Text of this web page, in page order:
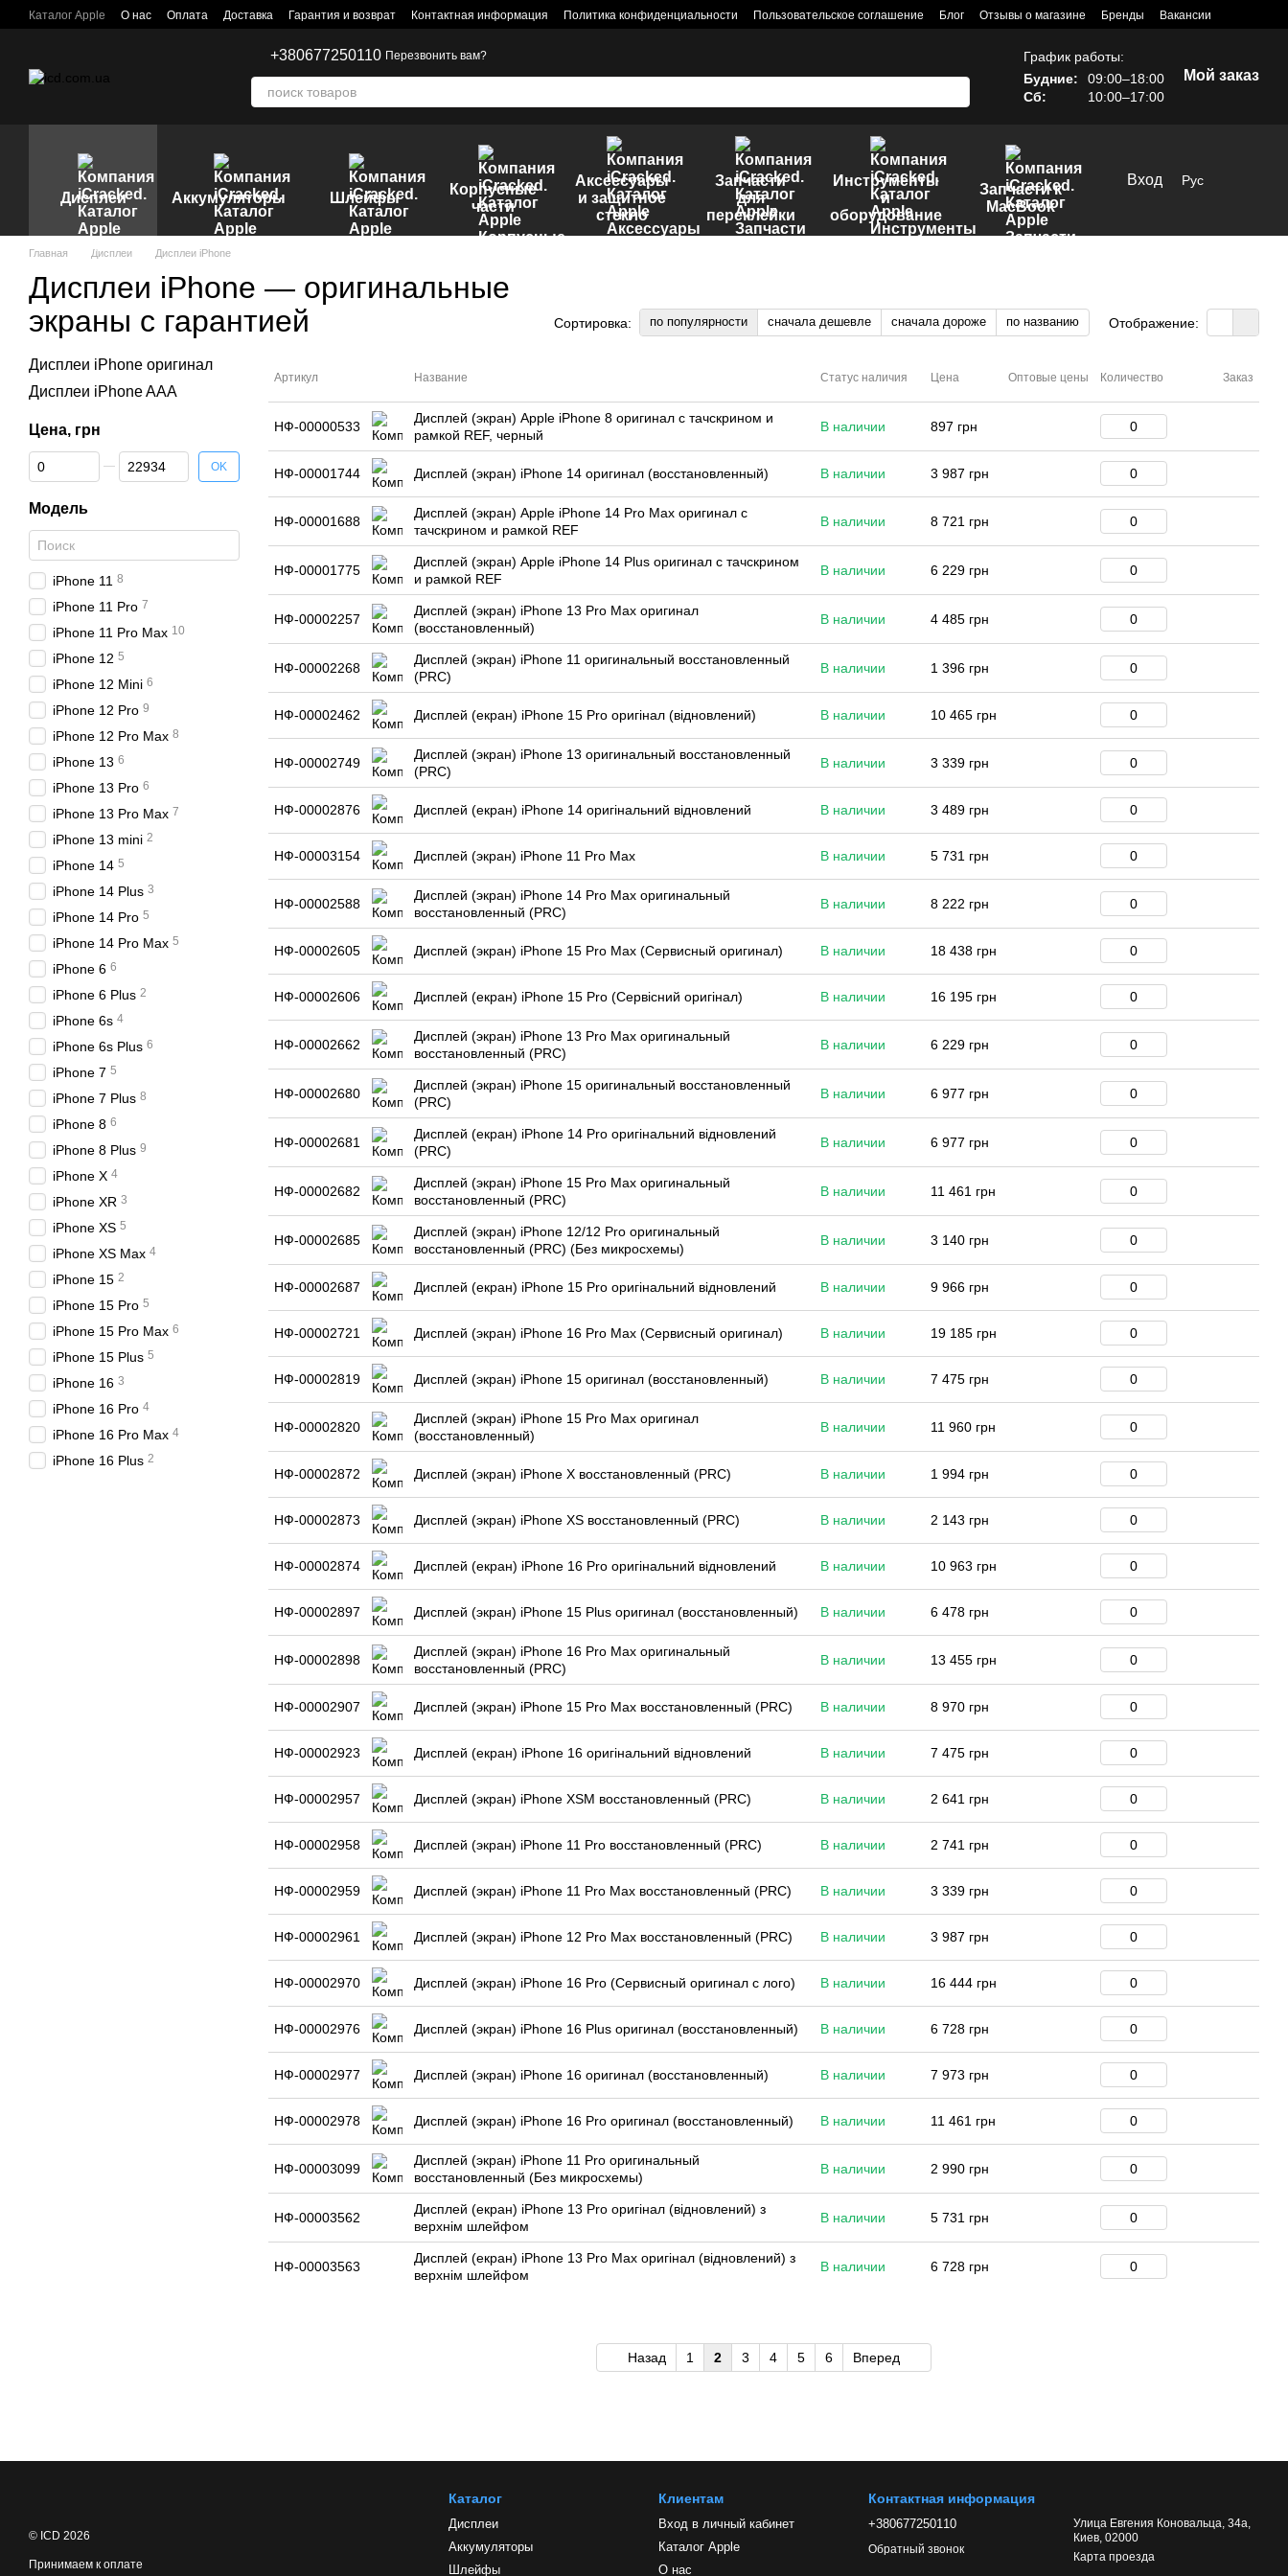
Перейти к основному контенту
Каталог Apple О нас Оплата Доставка Гарантия и возврат Контактная информация Политика конфиденциальности Пользовательское соглашение Блог Отзывы о магазине Бренды Вакансии
+380677250110 Перезвонить вам?
График работы:
Будние:
09:00–18:00
Сб:
10:00–17:00
Мой заказ
Дисплеи Аккумуляторы Шлейфы
Корпусные
части
Аксессуары
и защитное
стекло
Запчасти
для
переклейки
Инструменты
и
оборудование
Запчасти к
MacBook
Вход Рус
Главная Дисплеи Дисплеи iPhone
Дисплеи iPhone — оригинальные
экраны с гарантией
Сортировка: по популярности сначала дешевле сначала дороже по названию Отображение:
Артикул Название Статус наличия Цена Оптовые цены Количество Заказ
НФ-00000533
Дисплей (экран) Apple iPhone 8 оригинал с тачскрином и
рамкой REF, черный
В наличии 897 грн
НФ-00001744 Дисплей (экран) iPhone 14 оригинал (восстановленный) В наличии 3 987 грн
НФ-00001688
Дисплей (экран) Apple iPhone 14 Pro Max оригинал с
тачскрином и рамкой REF
В наличии 8 721 грн
НФ-00001775
Дисплей (экран) Apple iPhone 14 Plus оригинал с тачскрином
и рамкой REF
В наличии 6 229 грн
НФ-00002257
Дисплей (экран) iPhone 13 Pro Max оригинал
(восстановленный)
В наличии 4 485 грн
НФ-00002268
Дисплей (экран) iPhone 11 оригинальный восстановленный
(PRC)
В наличии 1 396 грн
НФ-00002462 Дисплей (екран) iPhone 15 Pro оригінал (відновлений) В наличии 10 465 грн
НФ-00002749
Дисплей (экран) iPhone 13 оригинальный восстановленный
(PRC)
В наличии 3 339 грн
НФ-00002876 Дисплей (екран) iPhone 14 оригінальний відновлений В наличии 3 489 грн
НФ-00003154 Дисплей (экран) iPhone 11 Pro Max В наличии 5 731 грн
НФ-00002588
Дисплей (экран) iPhone 14 Pro Max оригинальный
восстановленный (PRC)
В наличии 8 222 грн
НФ-00002605 Дисплей (экран) iPhone 15 Pro Max (Сервисный оригинал) В наличии 18 438 грн
НФ-00002606 Дисплей (екран) iPhone 15 Pro (Сервісний оригінал) В наличии 16 195 грн
НФ-00002662
Дисплей (экран) iPhone 13 Pro Max оригинальный
восстановленный (PRC)
В наличии 6 229 грн
НФ-00002680
Дисплей (экран) iPhone 15 оригинальный восстановленный
(PRC)
В наличии 6 977 грн
НФ-00002681
Дисплей (екран) iPhone 14 Pro оригінальний відновлений
(PRC)
В наличии 6 977 грн
НФ-00002682
Дисплей (экран) iPhone 15 Pro Max оригинальный
восстановленный (PRC)
В наличии 11 461 грн
НФ-00002685
Дисплей (экран) iPhone 12/12 Pro оригинальный
восстановленный (PRC) (Без микросхемы)
В наличии 3 140 грн
НФ-00002687 Дисплей (екран) iPhone 15 Pro оригінальний відновлений В наличии 9 966 грн
НФ-00002721 Дисплей (экран) iPhone 16 Pro Max (Сервисный оригинал) В наличии 19 185 грн
НФ-00002819 Дисплей (экран) iPhone 15 оригинал (восстановленный) В наличии 7 475 грн
НФ-00002820
Дисплей (экран) iPhone 15 Pro Max оригинал
(восстановленный)
В наличии 11 960 грн
НФ-00002872 Дисплей (экран) iPhone X восстановленный (PRC) В наличии 1 994 грн
НФ-00002873 Дисплей (экран) iPhone XS восстановленный (PRC) В наличии 2 143 грн
НФ-00002874 Дисплей (екран) iPhone 16 Pro оригінальний відновлений В наличии 10 963 грн
НФ-00002897 Дисплей (экран) iPhone 15 Plus оригинал (восстановленный) В наличии 6 478 грн
НФ-00002898
Дисплей (экран) iPhone 16 Pro Max оригинальный
восстановленный (PRC)
В наличии 13 455 грн
НФ-00002907 Дисплей (экран) iPhone 15 Pro Max восстановленный (PRC) В наличии 8 970 грн
НФ-00002923 Дисплей (екран) iPhone 16 оригінальний відновлений В наличии 7 475 грн
НФ-00002957 Дисплей (экран) iPhone XSM восстановленный (PRC) В наличии 2 641 грн
НФ-00002958 Дисплей (экран) iPhone 11 Pro восстановленный (PRC) В наличии 2 741 грн
НФ-00002959 Дисплей (экран) iPhone 11 Pro Max восстановленный (PRC) В наличии 3 339 грн
НФ-00002961 Дисплей (экран) iPhone 12 Pro Max восстановленный (PRC) В наличии 3 987 грн
НФ-00002970 Дисплей (экран) iPhone 16 Pro (Сервисный оригинал с лого) В наличии 16 444 грн
НФ-00002976 Дисплей (экран) iPhone 16 Plus оригинал (восстановленный) В наличии 6 728 грн
НФ-00002977 Дисплей (экран) iPhone 16 оригинал (восстановленный) В наличии 7 973 грн
НФ-00002978 Дисплей (экран) iPhone 16 Pro оригинал (восстановленный) В наличии 11 461 грн
НФ-00003099
Дисплей (экран) iPhone 11 Pro оригинальный
восстановленный (Без микросхемы)
В наличии 2 990 грн
НФ-00003562
Дисплей (екран) iPhone 13 Pro оригінал (відновлений) з
верхнім шлейфом
В наличии 5 731 грн
НФ-00003563
Дисплей (екран) iPhone 13 Pro Max оригінал (відновлений) з
верхнім шлейфом
В наличии 6 728 грн
Назад 1 2 3 4 5 6 Вперед
Дисплеи iPhone оригинал
Дисплеи iPhone AAA
Цена, грн
От Цена, грн
До Цена, грн OK
Модель
iPhone 11 8
iPhone 11 Pro 7
iPhone 11 Pro Max 10
iPhone 12 5
iPhone 12 Mini 6
iPhone 12 Pro 9
iPhone 12 Pro Max 8
iPhone 13 6
iPhone 13 Pro 6
iPhone 13 Pro Max 7
iPhone 13 mini 2
iPhone 14 5
iPhone 14 Plus 3
iPhone 14 Pro 5
iPhone 14 Pro Max 5
iPhone 6 6
iPhone 6 Plus 2
iPhone 6s 4
iPhone 6s Plus 6
iPhone 7 5
iPhone 7 Plus 8
iPhone 8 6
iPhone 8 Plus 9
iPhone X 4
iPhone XR 3
iPhone XS 5
iPhone XS Max 4
iPhone 15 2
iPhone 15 Pro 5
iPhone 15 Pro Max 6
iPhone 15 Plus 5
iPhone 16 3
iPhone 16 Pro 4
iPhone 16 Pro Max 4
iPhone 16 Plus 2
© ICD 2026
Принимаем к оплате
Каталог
Дисплеи
Аккумуляторы
Шлейфы
Клиентам
Вход в личный кабинет
Каталог Apple
О нас
Контактная информация
+380677250110
Обратный звонок
Улица Евгения Коновальца, 34а,
Киев, 02000
Карта проезда